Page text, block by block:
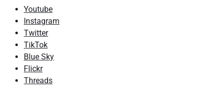
Youtube
Instagram
Twitter
TikTok
Blue Sky
Flickr
Threads